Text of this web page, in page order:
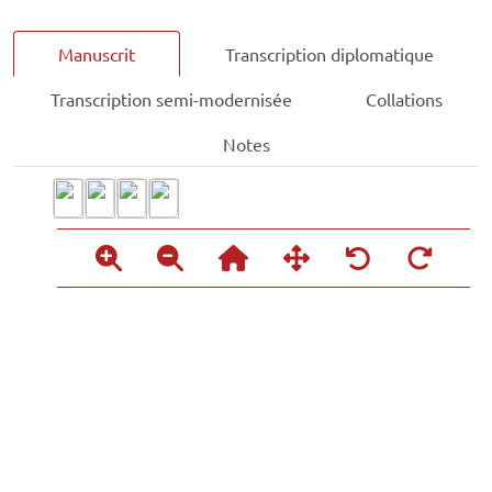
Manuscrit Transcription diplomatique
Transcription semi-modernisée Collations
Notes